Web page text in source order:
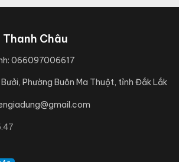
Thanh Châu
066097006617
Phường Buôn Ma Thuột, tỉnh Đắk Lắk